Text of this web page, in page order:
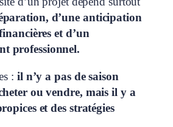
d’une anticipation
et d’un
professionnel.
: il n’y a pas de saison
ou vendre, mais il y a
et des stratégies